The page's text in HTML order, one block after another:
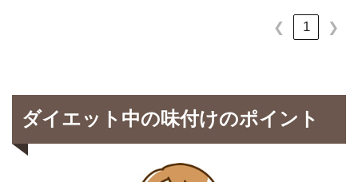
❮ 1 ❯
ダイエット中の味付けのポイント